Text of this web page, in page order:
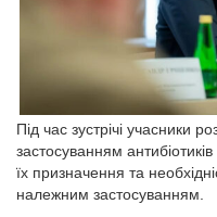
Під час зустрічі учасники
застосуванням
їх призначення та
належним застосуванням.